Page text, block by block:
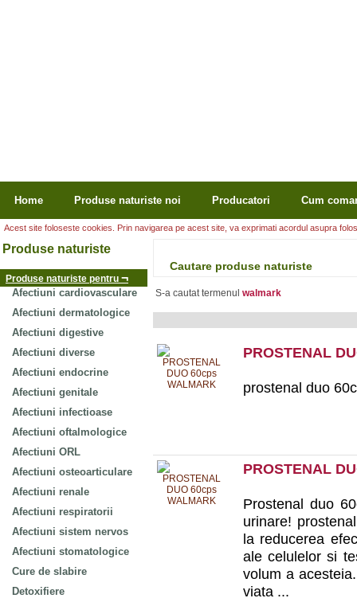
Home Produse naturiste noi Producatori Cum
Acest site foloseste cookies. Prin navigarea pe acest site, va exprimati acordul asupra
Produse naturiste
Produse naturiste pentru ¬
Afectiuni cardiovasculare
Afectiuni dermatologice
Afectiuni digestive
Afectiuni diverse
Afectiuni endocrine
Afectiuni genitale
Afectiuni infectioase
Afectiuni oftalmologice
Afectiuni ORL
Afectiuni osteoarticulare
Afectiuni renale
Afectiuni respiratorii
Afectiuni sistem nervos
Afectiuni stomatologice
Cure de slabire
Detoxifiere
Cautare produse naturiste
S-a cautat termenul walmark
PROSTENAL
prostenal duo
PROSTENAL
Prostenal duo
urinare!
la reducerea
ale celulelor si
volum a
viata ...